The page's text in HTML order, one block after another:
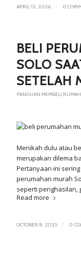
APRIL 13, 2026 / 0
BELI
SOLO
SETELAH
PANDUAN MEMBELI RUMAH
Menikah dulu atau
merupakan dilema
Pertanyaan ini
perumahan murah
seperti penghasilan,
Read more
OCTOBER 8, 2025 / 0